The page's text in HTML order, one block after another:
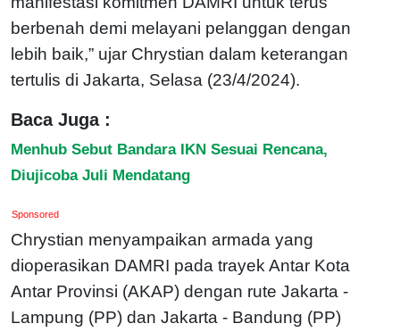
berbenah demi melayani pelanggan dengan
lebih baik,” ujar Chrystian dalam keterangan
tertulis di Jakarta, Selasa (23/4/2024).
Baca Juga :
Menhub Sebut Bandara IKN Sesuai Rencana,
Diujicoba Juli Mendatang
Sponsored
Chrystian menyampaikan armada yang
dioperasikan DAMRI pada trayek Antar Kota
Antar Provinsi (AKAP) dengan rute Jakarta -
Lampung (PP) dan Jakarta - Bandung (PP)